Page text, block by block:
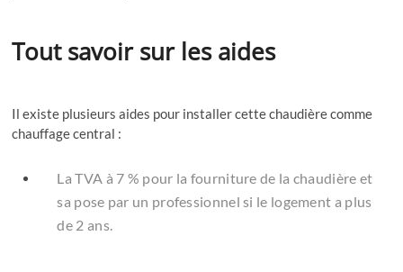
Tout savoir sur les aides
Il existe plusieurs aides pour installer cette chaudière comme
chauffage central :
La TVA à 7 % pour la fourniture de la chaudière et
sa pose par un professionnel si le logement a plus
de 2 ans.